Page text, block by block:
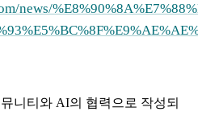
news/
니티와 AI의 협력으로 작성되